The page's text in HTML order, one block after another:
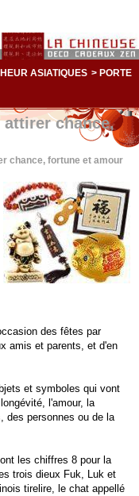
ASIATIQUES > PORTE
chance,
chance, fortune et amour
des fêtes par
amis et parents, et d'en
et symboles qui vont
l'amour, la
des personnes ou de la
les chiffres 8 pour la
trois dieux Fuk, Luk et
tirelire, le chat appellé